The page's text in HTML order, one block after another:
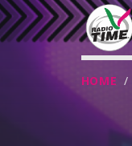
HOME /